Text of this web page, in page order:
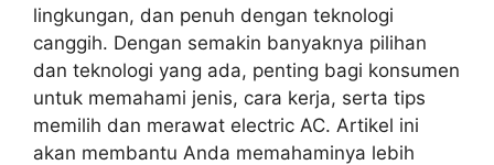
lingkungan, dan penuh dengan teknologi
canggih. Dengan semakin banyaknya pilihan
dan teknologi yang ada, penting bagi konsumen
untuk memahami jenis, cara kerja, serta tips
memilih dan merawat electric AC. Artikel ini
akan membantu Anda memahaminya lebih